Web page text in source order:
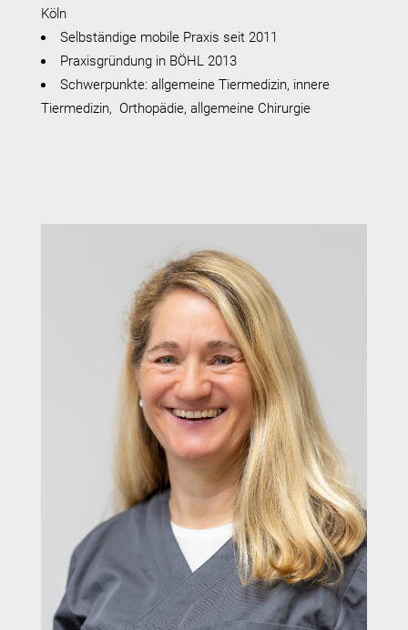
Köln
Selbständige mobile Praxis seit 2011
Praxisgründung in BÖHL 2013
Schwerpunkte: allgemeine Tiermedizin, innere
Tiermedizin, Orthopädie, allgemeine Chirurgie